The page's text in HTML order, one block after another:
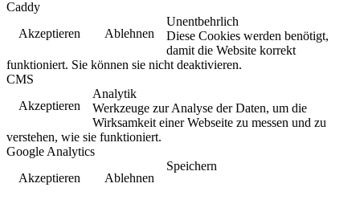
Caddy
Akzeptieren
Ablehnen
Unentbehrlich
Diese Cookies werden benötigt,
damit die Website korrekt
funktioniert. Sie können sie nicht deaktivieren.
CMS
Akzeptieren
Analytik
Werkzeuge zur Analyse der Daten, um die
Wirksamkeit einer Webseite zu messen und zu
verstehen, wie sie funktioniert.
Google Analytics
Akzeptieren
Ablehnen
Speichern